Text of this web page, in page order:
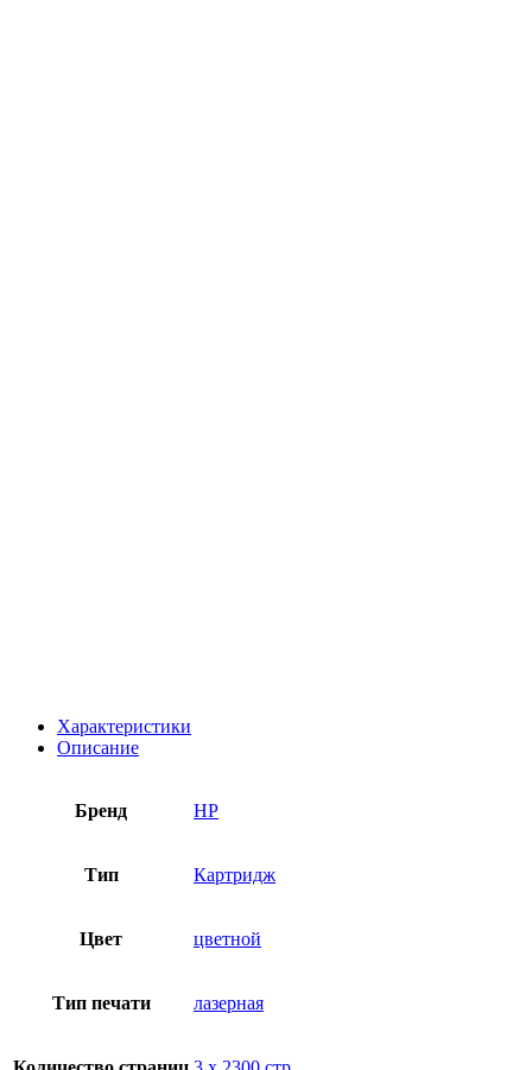
Характеристики
Описание
Бренд HP
Тип Картридж
Цвет цветной
Тип печати лазерная